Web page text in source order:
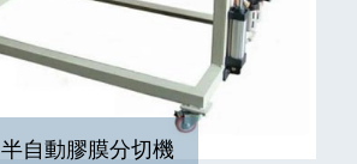
半自動膠膜分切機